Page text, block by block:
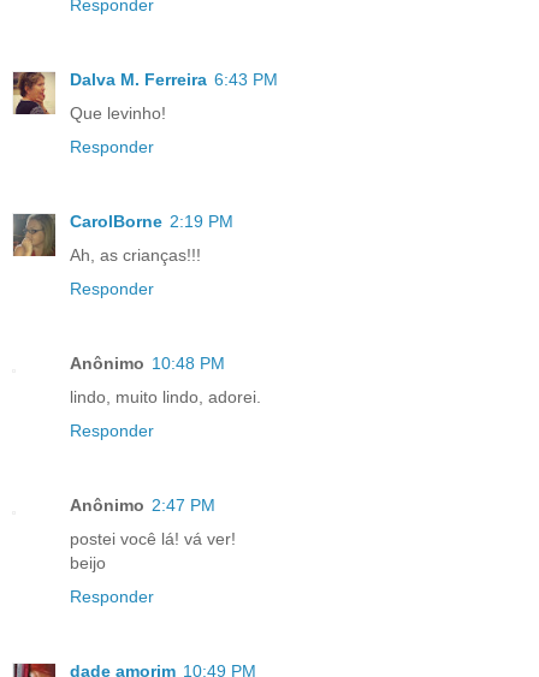
Responder
Dalva M. Ferreira 6:43 PM
Que levinho!
Responder
CarolBorne 2:19 PM
Ah, as crianças!!!
Responder
Anônimo 10:48 PM
lindo, muito lindo, adorei.
Responder
Anônimo 2:47 PM
postei você lá! vá ver!
beijo
Responder
dade amorim 10:49 PM